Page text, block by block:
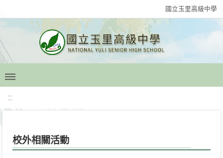
國立玉里高級中學
:::
校外相關活動